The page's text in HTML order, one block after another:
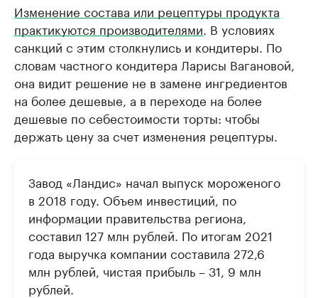
Изменение состава или рецептуры продукта
практикуются производителями . В условиях
санкций с этим столкнулись и кондитеры. По
словам частного кондитера Ларисы Вагановой,
она видит решение не в замене ингредиентов
на более дешевые, а в переходе на более
дешевые по себестоимости торты: чтобы
держать цену за счет изменения рецептуры.
Завод «Ландис» начал выпуск мороженого
в 2018 году. Объем инвестиций, по
информации правительства региона,
составил 127 млн рублей. По итогам 2021
года выручка компании составила 272,6
млн рублей, чистая прибыль – 31, 9 млн
рублей.